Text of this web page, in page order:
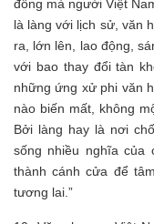
đồng mà người Việt
là làng với lịch sử, văn
ra, lớn lên, lao động,
với bao thay đổi tàn
những ứng xử phi văn
nào biến mất, không
Bởi làng hay là nơi
sống nhiều nghĩa của
thành cánh cửa để
tương lai.”